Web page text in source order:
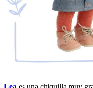
Lea es una chiquilla muy